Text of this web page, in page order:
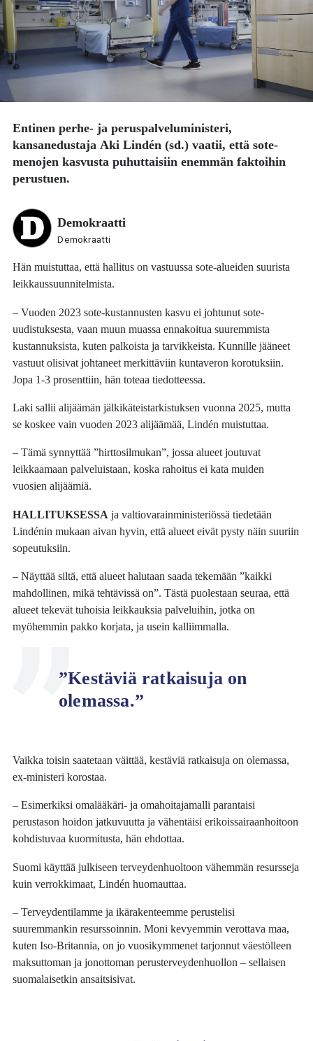
Entinen perhe- ja peruspalveluministeri,
kansanedustaja Aki Lindén (sd.) vaatii, että sote-
menojen kasvusta puhuttaisiin enemmän faktoihin
perustuen.
Demokraatti
Demokraatti
Hän muistuttaa, että hallitus on vastuussa sote-alueiden suurista
leikkaussuunnitelmista.
– Vuoden 2023 sote-kustannusten kasvu ei johtunut sote-
uudistuksesta, vaan muun muassa ennakoitua suuremmista
kustannuksista, kuten palkoista ja tarvikkeista. Kunnille jääneet
vastuut olisivat johtaneet merkittäviin kuntaveron korotuksiin.
Jopa 1-3 prosenttiin, hän toteaa tiedotteessa.
Laki sallii alijäämän jälkikäteistarkistuksen vuonna 2025, mutta
se koskee vain vuoden 2023 alijäämää, Lindén muistuttaa.
– Tämä synnyttää ”hirttosilmukan”, jossa alueet joutuvat
leikkaamaan palveluistaan, koska rahoitus ei kata muiden
vuosien alijäämiä.
HALLITUKSESSA ja valtiovarainministeriössä tiedetään
Lindénin mukaan aivan hyvin, että alueet eivät pysty näin suuriin
sopeutuksiin.
– Näyttää siltä, että alueet halutaan saada tekemään ”kaikki
mahdollinen, mikä tehtävissä on”. Tästä puolestaan seuraa, että
alueet tekevät tuhoisia leikkauksia palveluihin, jotka on
myöhemmin pakko korjata, ja usein kalliimmalla.
”Kestäviä ratkaisuja on
olemassa.”
Vaikka toisin saatetaan väittää, kestäviä ratkaisuja on olemassa,
ex-ministeri korostaa.
– Esimerkiksi omalääkäri- ja omahoitajamalli parantaisi
perustason hoidon jatkuvuutta ja vähentäisi erikoissairaanhoitoon
kohdistuvaa kuormitusta, hän ehdottaa.
Suomi käyttää julkiseen terveydenhuoltoon vähemmän resursseja
kuin verrokkimaat, Lindén huomauttaa.
– Terveydentilamme ja ikärakenteemme perustelisi
suuremmankin resurssoinnin. Moni kevyemmin verottava maa,
kuten Iso-Britannia, on jo vuosikymmenet tarjonnut väestölleen
maksuttoman ja jonottoman perusterveydenhuollon – sellaisen
suomalaisetkin ansaitsisivat.